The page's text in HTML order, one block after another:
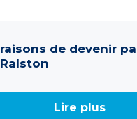
raisons de devenir
Ralston
Lire plus